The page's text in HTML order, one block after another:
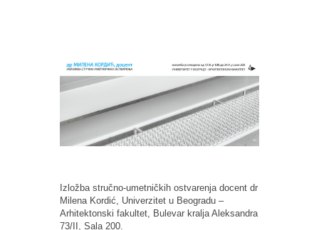
Izložba stručno-umetničkih ostvarenja docent dr
Milena Kordić, Univerzitet u Beogradu –
Arhitektonski fakultet, Bulevar kralja Aleksandra
73/II, Sala 200.